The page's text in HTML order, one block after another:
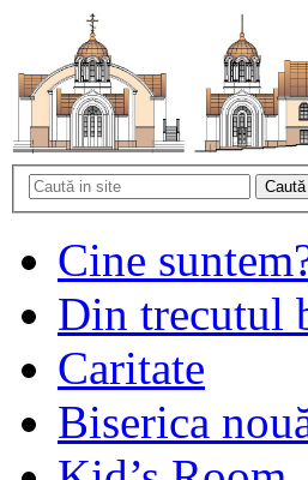
Cine
Din trecutul
Caritate
Biserica